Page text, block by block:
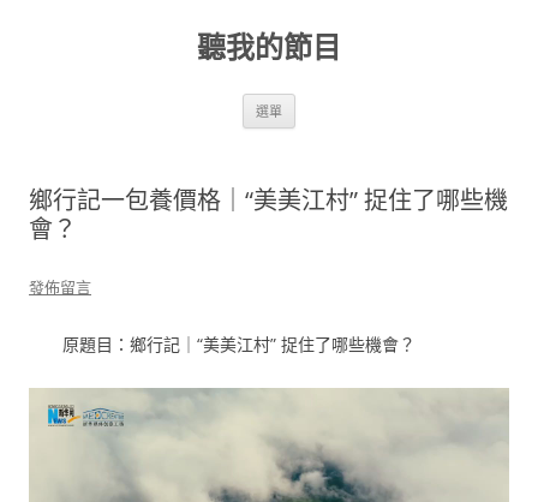
聽我的節目
選單
鄉行記一包養價格｜“美美江村” 捉住了哪些機
會？
發佈留言
原題目：鄉行記｜“美美江村” 捉住了哪些機會？